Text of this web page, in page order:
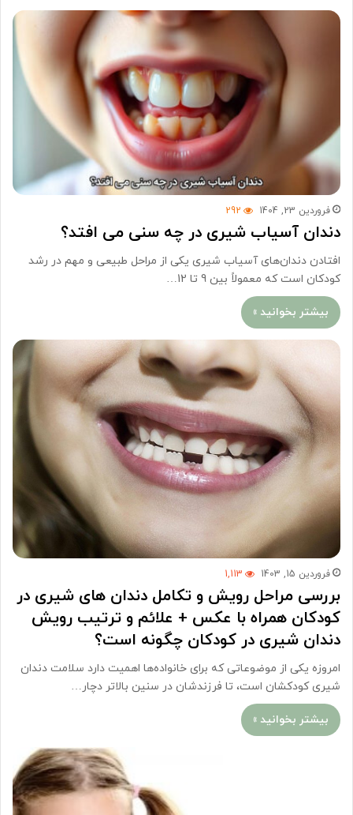
فروردین 23, 1404 292
دندان آسیاب شیری در چه سنی می افتد؟
افتادن دندان‌های آسیاب شیری یکی از مراحل طبیعی و مهم در رشد
کودکان است که معمولاً بین 9 تا 12…
بیشتر بخوانید »
فروردین 15, 1403 1,113
بررسی مراحل رویش و تکامل دندان های شیری در
کودکان همراه با عکس + علائم و ترتیب رویش
دندان شیری در کودکان چگونه است؟
امروزه یکی از موضوعاتی که برای خانواده‌ها اهمیت دارد سلامت دندان‌
شیری کودکشان است، تا فرزندشان در سنین بالا‌تر دچار…
بیشتر بخوانید »